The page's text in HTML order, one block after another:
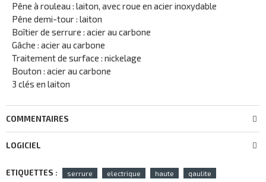
Pêne à rouleau : laiton, avec roue en acier inoxydable
Pêne demi-tour : laiton
Boîtier de serrure : acier au carbone
Gâche : acier au carbone
Traitement de surface : nickelage
Bouton : acier au carbone
3 clés en laiton
COMMENTAIRES
LOGICIEL
ETIQUETTES : serrure electrique haute
qaulite